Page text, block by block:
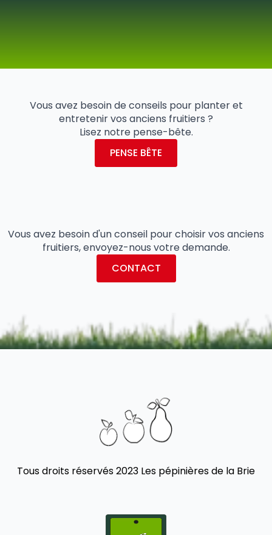
Vous avez besoin de conseils pour planter et
entretenir vos anciens fruitiers ?
Lisez notre pense-bête.
PENSE BÊTE
Vous avez besoin d'un conseil pour choisir vos anciens
fruitiers, envoyez-nous votre demande.
CONTACT
Tous droits réservés 2023 Les pépinières de la Brie